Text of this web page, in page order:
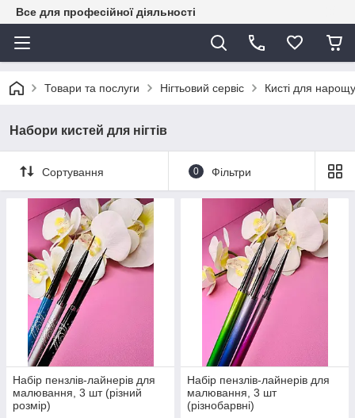
Все для професійної діяльності
Товари та послуги Нігтьовий сервіс Кисті для
Набори кистей для нігтів
Сортування 0 Фільтри
Набір пензлів-лайнерів для
малювання, 3 шт (різний
розмір)
Набір пензлів-лайнерів для
малювання, 3 шт
(різнобарвні)